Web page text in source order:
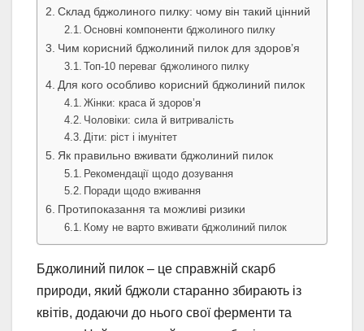
Склад бджолиного пилку: чому він такий цінний
Основні компоненти бджолиного пилку
Чим корисний бджолиний пилок для здоров’я
Топ-10 переваг бджолиного пилку
Для кого особливо корисний бджолиний пилок
Жінки: краса й здоров’я
Чоловіки: сила й витривалість
Діти: ріст і імунітет
Як правильно вживати бджолиний пилок
Рекомендації щодо дозування
Поради щодо вживання
Протипоказання та можливі ризики
Кому не варто вживати бджолиний пилок
Бджолиний пилок – це справжній скарб
природи, який бджоли старанно збирають із
квітів, додаючи до нього свої ферменти та